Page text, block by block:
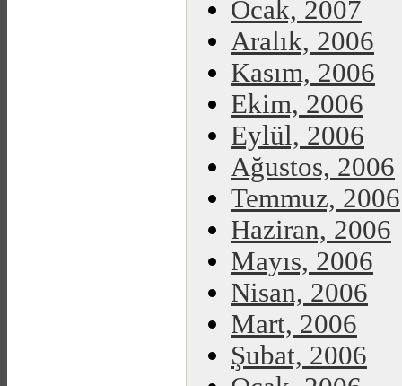
Ocak, 2007
Aralık, 2006
Kasım, 2006
Ekim, 2006
Eylül, 2006
Ağustos, 2006
Temmuz, 2006
Haziran, 2006
Mayıs, 2006
Nisan, 2006
Mart, 2006
Şubat, 2006